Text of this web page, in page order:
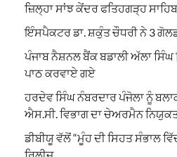
ਜ਼ਿਲ੍ਹਾ ਸਾਂਝ ਕੇਂਦਰ ਫਤਿਹਗੜ੍ਹ
ਇੰਸਪੈਕਟਰ ਡਾ. ਸ਼ਕੁੰਤ ਚੌਧਰੀ ਨੇ 3
ਪੰਜਾਬ ਨੈਸ਼ਨਲ ਬੈਂਕ ਬਡਾਲੀ ਅੱਲਾ ਸਿੰਘ
ਪਾਠ ਕਰਵਾਏ ਗਏ
ਹਰਦੇਵ ਸਿੰਘ ਨੰਬਰਦਾਰ ਪੰਜੋਲਾ ਨੂੰ
ਐਸ.ਸੀ. ਵਿਭਾਗ ਦਾ ਚੇਅਰਮੈਨ
ਡੀਬੀਯੂ ਵੱਲੋਂ “ਮੂੰਹ ਦੀ ਸਿਹਤ ਸੰਭਾਲ
ਰਿਲੀਜ਼